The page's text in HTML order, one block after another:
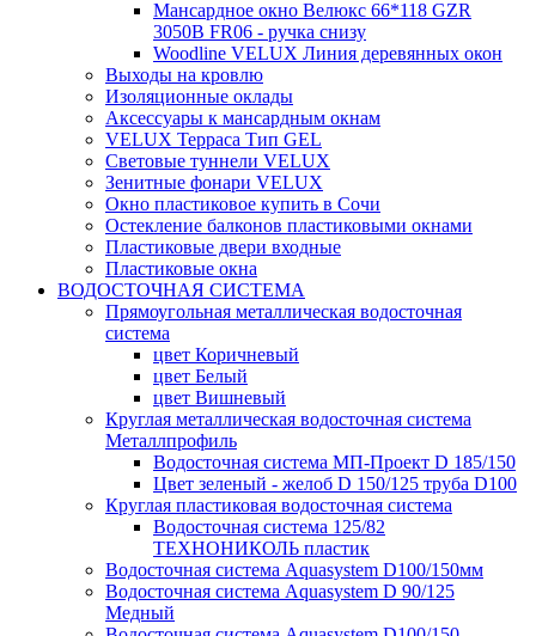
Мансардное окно Велюкс 66*118 GZR
3050B FR06 - ручка снизу
Woodline VELUX Линия деревянных окон
Выходы на кровлю
Изоляционные оклады
Аксессуары к мансардным окнам
VELUX Терраса Тип GEL
Световые туннели VELUX
Зенитные фонари VELUX
Окно пластиковое купить в Сочи
Остекление балконов пластиковыми окнами
Пластиковые двери входные
Пластиковые окна
ВОДОСТОЧНАЯ СИСТЕМА
Прямоугольная металлическая водосточная
система
цвет Коричневый
цвет Белый
цвет Вишневый
Круглая металлическая водосточная система
Металлпрофиль
Водосточная система МП-Проект D 185/150
Цвет зеленый - желоб D 150/125 труба D100
Круглая пластиковая водосточная система
Водосточная система 125/82
ТЕХНОНИКОЛЬ пластик
Водосточная система Aquasystem D100/150мм
Водосточная система Aquasystem D 90/125
Медный